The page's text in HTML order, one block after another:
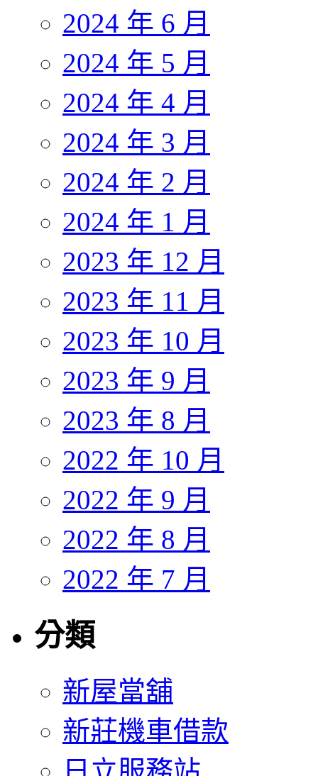
2024 年 6 月
2024 年 5 月
2024 年 4 月
2024 年 3 月
2024 年 2 月
2024 年 1 月
2023 年 12 月
2023 年 11 月
2023 年 10 月
2023 年 9 月
2023 年 8 月
2022 年 10 月
2022 年 9 月
2022 年 8 月
2022 年 7 月
分類
新屋當舖
新莊機車借款